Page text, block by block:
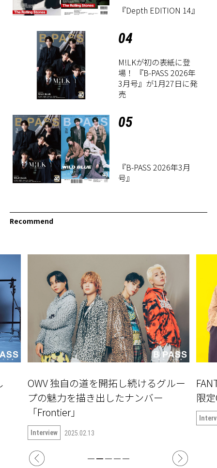
『Depth EDITION 14』
04
M!LKが初の表紙に登
場！ 『B-PASS 2026年
3月号』が1月27日に発
売
05
『B-PASS 2026年3月
号』
Recommend
OWV 独自の道を開拓し続けるグルー
プの魅力を描き出したナンバー
「Frontier」
Interview 2025.02.13
限